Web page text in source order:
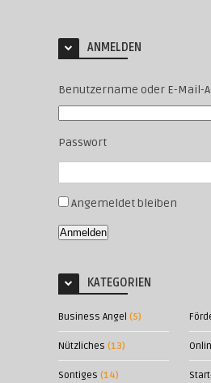
ANMELDEN
Benutzername oder E-Mail-
Passwort
Angemeldet bleiben
Anmelden
KATEGORIEN
Business Angel (5)
Nützliches (13)
Sontiges (14)